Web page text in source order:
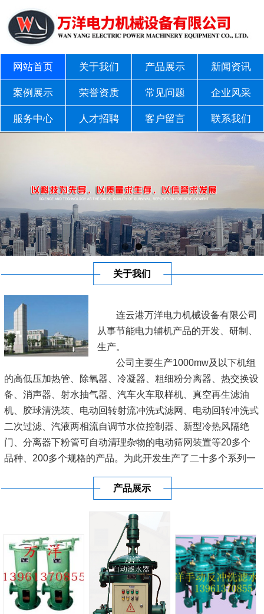
网站首页 关于我们 产品展示 新闻资讯
案例展示 荣誉资质 常见问题 企业风采
服务中心 人才招聘 客户留言 联系我们
关于我们
连云港万洋电力机械设备有限公司
从事节能电力辅机产品的开发、研制、
生产。
公司主要生产1000mw及以下机组
的高低压加热管、除氧器、冷凝器、粗细粉分离器、热交换设
备、消声器、射水抽气器、汽车火车取样机、真空再生滤油
机、胶球清洗装、电动回转射流冲洗式滤网、电动回转冲洗式
二次过滤、汽液两相流自调节水位控制器、新型冷热风隔绝
门、分离器下粉管可自动清理杂物的电动筛网装置等20多个
品种、200多个规格的产品。为此开发生产了二十多个系列一
厚爱。
连云港市万洋电力机械设备有限公司，位于新亚欧大陆桥东桥
[查看详情]
产品展示